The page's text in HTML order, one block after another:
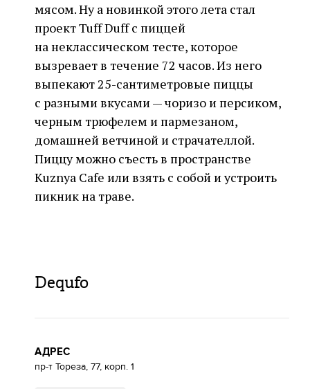
мясом. Ну а новинкой этого лета стал
проект Tuff Duff с пиццей
на неклассическом тесте, которое
вызревает в течение 72 часов. Из него
выпекают 25-сантиметровые пиццы
с разными вкусами — чоризо и персиком,
черным трюфелем и пармезаном,
домашней ветчиной и страчателлой.
Пиццу можно съесть в пространстве
Kuznya Cafe или взять с собой и устроить
пикник на траве.
Dequfo
АДРЕС
пр-т Тореза, 77, корп. 1